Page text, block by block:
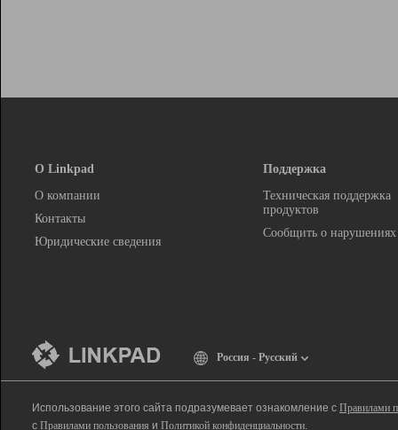
О Linkpad
О компании
Контакты
Юридические сведения
Поддержка
Техническая поддержка
продуктов
Сообщить о нарушениях
Россия - Русский
Использование этого сайта подразумевает ознакомление с Правилами
с Правилами пользования и Политикой конфиденциальности.